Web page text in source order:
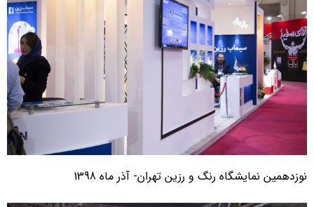
نوزدهمین نمایشگاه رنگ و رزین تهران- آذر ماه 1398